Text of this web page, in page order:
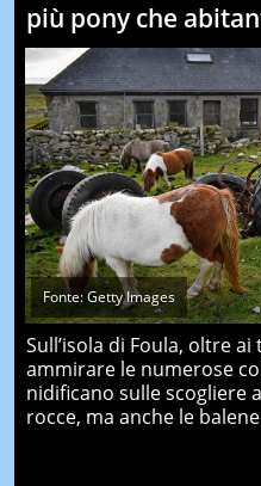
più pony che
Fonte: Getty Images
Sull’isola di Foula, oltre
ammirare le numerose
nidificano sulle scogliere
rocce, ma anche le balene